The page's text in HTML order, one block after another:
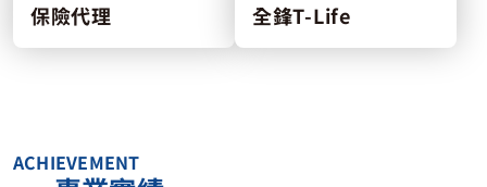
保險代理 全鋒T-Life
ACHIEVEMENT